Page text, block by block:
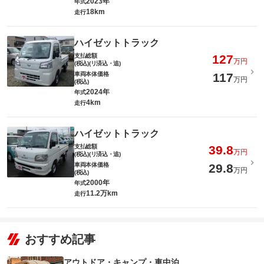
走行18km
ハイゼットトラック
支払総額
(税込)(リ済込・追)
127万円
車両本体価格
(税込)
117万円
年式2024年
走行4km
ハイゼットトラック
支払総額
(税込)(リ済込・追)
39.8万円
車両本体価格
(税込)
29.8万円
年式2000年
走行11.2万km
おすすめ記事